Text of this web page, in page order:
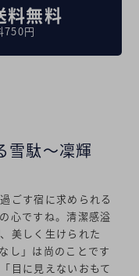
料無料
円
雪駄〜凜輝
ごす宿に求められる
心ですね。清潔感溢
美しく生けられた
し」は尚のことです
目に見えないおもて